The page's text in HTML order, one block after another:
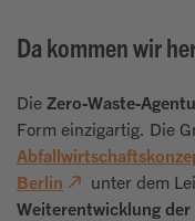
Da kommen wir
Die Zero-Waste-
Form einzigartig. Die
Berlin
unter dem
Weiterentwicklung